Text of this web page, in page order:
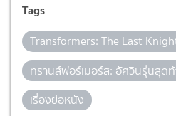
Tags
Transformers: The Last
ทรานส์ฟอร์เมอร์ส: อัศวินรุ่นสุด
เรื่องย่อหนัง